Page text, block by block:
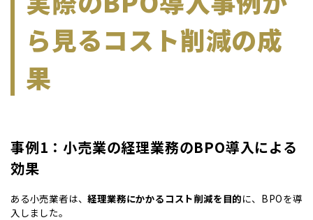
ら見るコスト削減の成
果
事例1：小売業の経理業務のBPO導入による
効果
ある小売業者は、経理業務にかかるコスト削減を目的に、BPOを導
入しました。